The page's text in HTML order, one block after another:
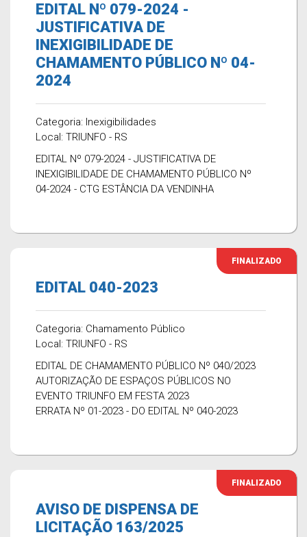
EDITAL Nº 079-2024 -
JUSTIFICATIVA DE
INEXIGIBILIDADE DE
CHAMAMENTO PÚBLICO Nº 04-
2024
Categoria: Inexigibilidades
Local: TRIUNFO - RS
EDITAL Nº 079-2024 - JUSTIFICATIVA DE
INEXIGIBILIDADE DE CHAMAMENTO PÚBLICO Nº
04-2024 - CTG ESTÂNCIA DA VENDINHA
FINALIZADO
EDITAL 040-2023
Categoria: Chamamento Público
Local: TRIUNFO - RS
EDITAL DE CHAMAMENTO PÚBLICO Nº 040/2023
AUTORIZAÇÃO DE ESPAÇOS PÚBLICOS NO
EVENTO TRIUNFO EM FESTA 2023
ERRATA Nº 01-2023 - DO EDITAL Nº 040-2023
FINALIZADO
AVISO DE DISPENSA DE
LICITAÇÃO 163/2025